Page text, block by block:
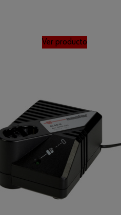
Ver producto